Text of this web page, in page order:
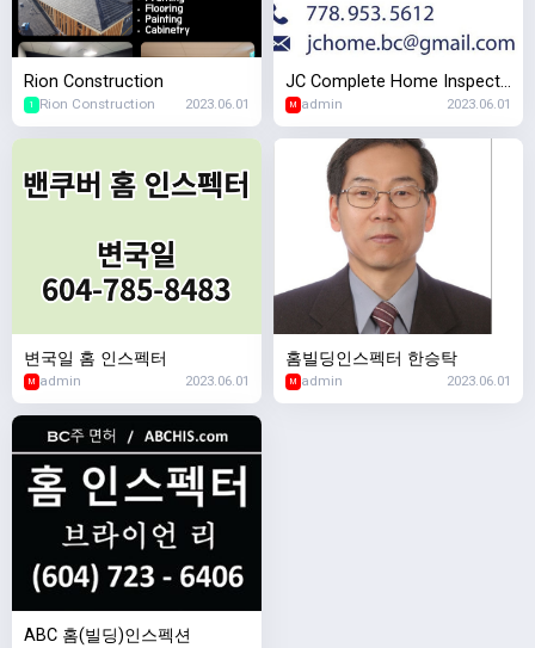
Rion Construction
1 Rion Construction 2023.06.01
JC Complete Home Inspecti
ons (JC 홈 인스펙션)
M admin 2023.06.01
변국일 홈 인스펙터
M admin 2023.06.01
홈빌딩인스펙터 한승탁
M admin 2023.06.01
ABC 홈(빌딩)인스펙션